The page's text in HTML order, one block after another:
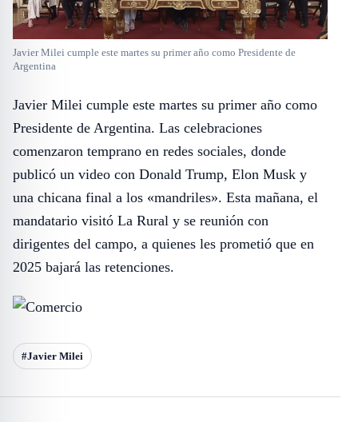
Javier Milei cumple este martes su primer año como Presidente de
Argentina
Javier Milei cumple este martes su primer año como
Presidente de Argentina. Las celebraciones
comenzaron temprano en redes sociales, donde
publicó un video con Donald Trump, Elon Musk y
una chicana final a los «mandriles». Esta mañana, el
mandatario visitó La Rural y se reunión con
dirigentes del campo, a quienes les prometió que en
2025 bajará las retenciones.
#Javier Milei